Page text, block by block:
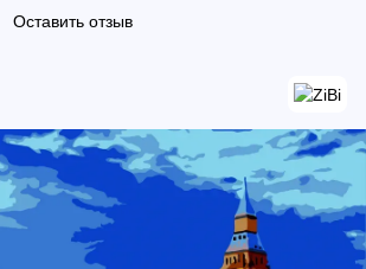
Оставить отзыв